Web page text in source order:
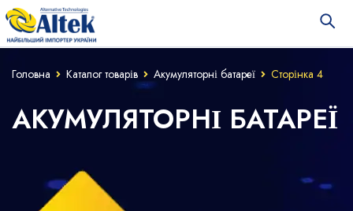
Головна Каталог товарів Акумуляторні батареї Сторінка 4
АКУМУЛЯТОРНІ БАТАРЕЇ